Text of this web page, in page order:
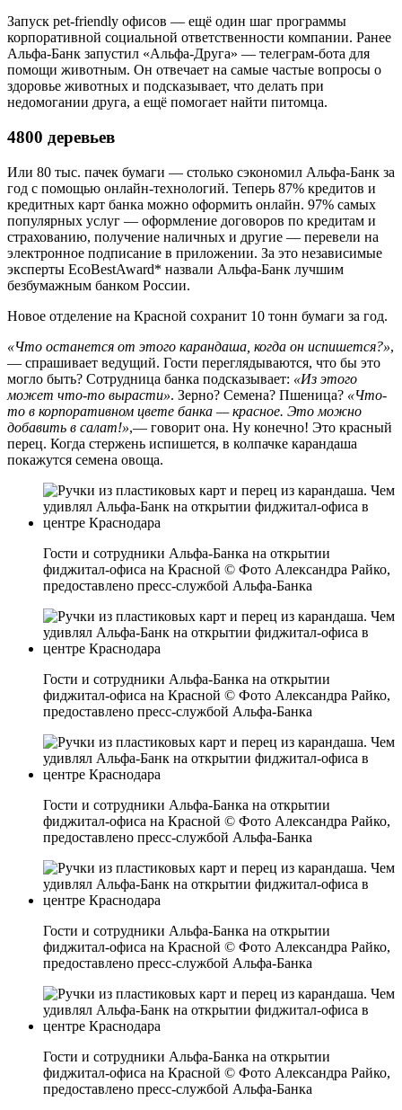
Запуск pet-friendly офисов — ещё один шаг программы
корпоративной социальной ответственности компании. Ранее
Альфа-Банк запустил «Альфа-Друга» — телеграм-бота для
помощи животным. Он отвечает на самые частые вопросы о
здоровье животных и подсказывает, что делать при
недомогании друга, а ещё помогает найти питомца.
4800 деревьев
Или 80 тыс. пачек бумаги — столько сэкономил Альфа-Банк за
год с помощью онлайн-технологий. Теперь 87% кредитов и
кредитных карт банка можно оформить онлайн. 97% самых
популярных услуг — оформление договоров по кредитам и
страхованию, получение наличных и другие — перевели на
электронное подписание в приложении. За это независимые
эксперты EcoBestAward* назвали Альфа-Банк лучшим
безбумажным банком России.
Новое отделение на Красной сохранит 10 тонн бумаги за год.
«Что останется от этого карандаша, когда он испишется?»,
— спрашивает ведущий. Гости переглядываются, что бы это
могло быть? Сотрудница банка подсказывает: «Из этого
может что-то вырасти». Зерно? Семена? Пшеница? «Что-
то в корпоративном цвете банка — красное. Это можно
добавить в салат!»,— говорит она. Ну конечно! Это красный
перец. Когда стержень испишется, в колпачке карандаша
покажутся семена овоща.
Гости и сотрудники Альфа-Банка на открытии
фиджитал-офиса на Красной © Фото Александра Райко,
предоставлено пресс-службой Альфа-Банка
Гости и сотрудники Альфа-Банка на открытии
фиджитал-офиса на Красной © Фото Александра Райко,
предоставлено пресс-службой Альфа-Банка
Гости и сотрудники Альфа-Банка на открытии
фиджитал-офиса на Красной © Фото Александра Райко,
предоставлено пресс-службой Альфа-Банка
Гости и сотрудники Альфа-Банка на открытии
фиджитал-офиса на Красной © Фото Александра Райко,
предоставлено пресс-службой Альфа-Банка
Гости и сотрудники Альфа-Банка на открытии
фиджитал-офиса на Красной © Фото Александра Райко,
предоставлено пресс-службой Альфа-Банка